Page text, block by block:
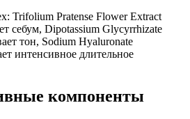
Trifolium Pratense Flower Extract
себум, Dipotassium Glycyrrhizate
тон, Sodium Hyaluronate
интенсивное длительное
компоненты